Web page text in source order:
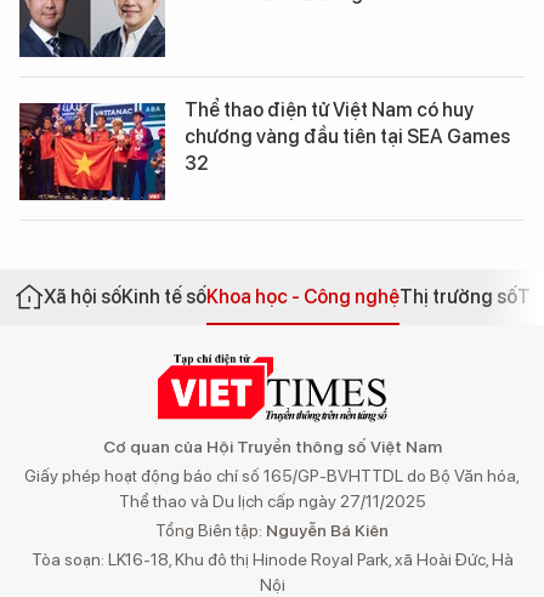
Thể thao điện tử Việt Nam có huy
chương vàng đầu tiên tại SEA Games
32
Xã hội sốKinh tế sốKhoa học - Công nghệThị trường số
Cơ quan của Hội Truyền thông số Việt Nam
Giấy phép hoạt động báo chí số 165/GP-BVHTTDL do Bộ Văn hóa,
Thể thao và Du lịch cấp ngày 27/11/2025
Tổng Biên tập: Nguyễn Bá Kiên
Tòa soạn: LK16-18, Khu đô thị Hinode Royal Park, xã Hoài Đức, Hà
Nội